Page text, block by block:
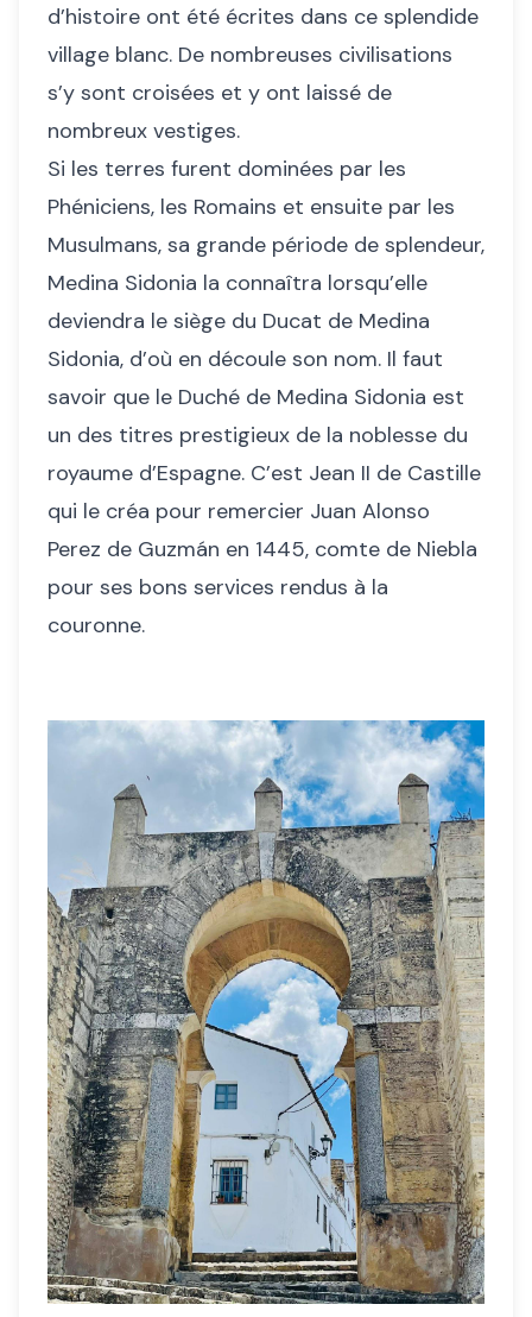
d’histoire ont été écrites dans ce splendide
village blanc. De nombreuses civilisations
s’y sont croisées et y ont laissé de
nombreux vestiges.
Si les terres furent dominées par les
Phéniciens, les Romains et ensuite par les
Musulmans, sa grande période de splendeur,
Medina Sidonia la connaîtra lorsqu’elle
deviendra le siège du Ducat de Medina
Sidonia, d’où en découle son nom. Il faut
savoir que le Duché de Medina Sidonia est
un des titres prestigieux de la noblesse du
royaume d’Espagne. C’est Jean II de Castille
qui le créa pour remercier Juan Alonso
Perez de Guzmán en 1445, comte de Niebla
pour ses bons services rendus à la
couronne.